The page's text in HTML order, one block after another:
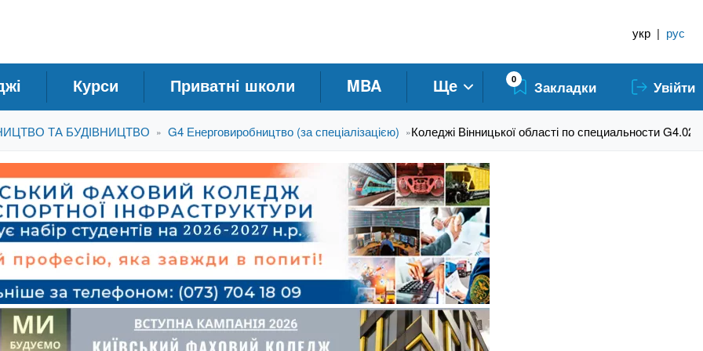
укр | рус
Курси Приватні школи MBA Ще 0 Закладки Увійти
ТА БУДІВНИЦТВО » G4 Енерговиробництво (за спеціалізацією) »Коледжі Вінницької області по специальности G4.02